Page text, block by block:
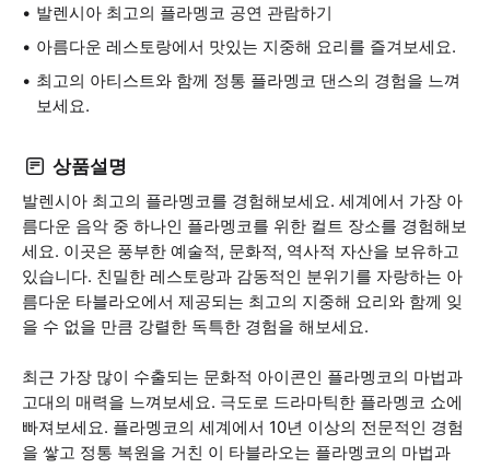
발렌시아 최고의 플라멩코 공연 관람하기
아름다운 레스토랑에서 맛있는 지중해 요리를 즐겨보세요.
최고의 아티스트와 함께 정통 플라멩코 댄스의 경험을 느껴
보세요.
상품설명
발렌시아 최고의 플라멩코를 경험해보세요. 세계에서 가장 아
름다운 음악 중 하나인 플라멩코를 위한 컬트 장소를 경험해보
세요. 이곳은 풍부한 예술적, 문화적, 역사적 자산을 보유하고
있습니다. 친밀한 레스토랑과 감동적인 분위기를 자랑하는 아
름다운 타블라오에서 제공되는 최고의 지중해 요리와 함께 잊
을 수 없을 만큼 강렬한 독특한 경험을 해보세요.
최근 가장 많이 수출되는 문화적 아이콘인 플라멩코의 마법과
고대의 매력을 느껴보세요. 극도로 드라마틱한 플라멩코 쇼에
빠져보세요. 플라멩코의 세계에서 10년 이상의 전문적인 경험
을 쌓고 정통 복원을 거친 이 타블라오는 플라멩코의 마법과